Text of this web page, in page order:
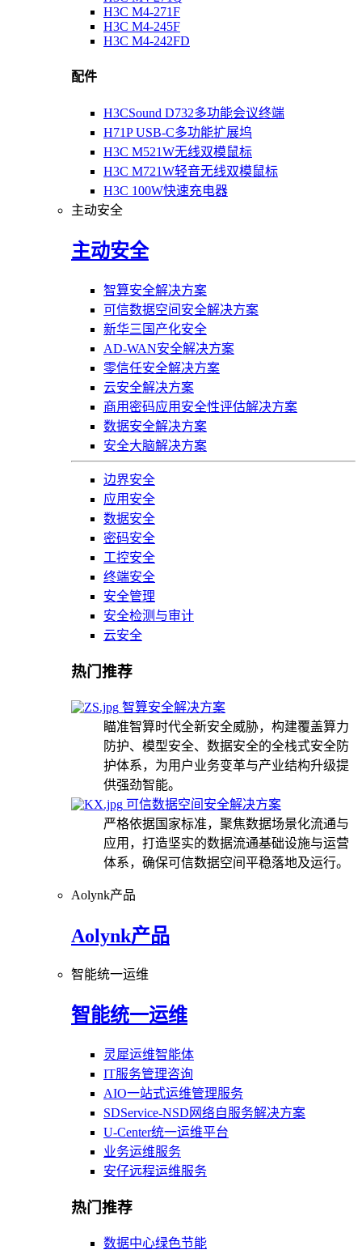
H3C M4-271F
H3C M4-245F
H3C M4-242FD
配件
H3CSound D732多功能会议终端
H71P USB-C多功能扩展坞
H3C M521W无线双模鼠标
H3C M721W轻音无线双模鼠标
H3C 100W快速充电器
主动安全
主动安全
智算安全解决方案
可信数据空间安全解决方案
新华三国产化安全
AD-WAN安全解决方案
零信任安全解决方案
云安全解决方案
商用密码应用安全性评估解决方案
数据安全解决方案
安全大脑解决方案
边界安全
应用安全
数据安全
密码安全
工控安全
终端安全
安全管理
安全检测与审计
云安全
热门推荐
智算安全解决方案
瞄准智算时代全新安全威胁，构建覆盖算力
防护、模型安全、数据安全的全栈式安全防
护体系，为用户业务变革与产业结构升级提
供强劲智能。
可信数据空间安全解决方案
严格依据国家标准，聚焦数据场景化流通与
应用，打造坚实的数据流通基础设施与运营
体系，确保可信数据空间平稳落地及运行。
Aolynk产品
Aolynk产品
智能统一运维
智能统一运维
灵犀运维智能体
IT服务管理咨询
AIO一站式运维管理服务
SDService-NSD网络自服务解决方案
U-Center统一运维平台
业务运维服务
安仔远程运维服务
热门推荐
数据中心绿色节能